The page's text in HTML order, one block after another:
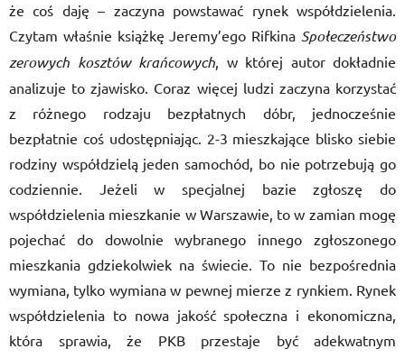
że coś daję – zaczyna powstawać rynek współdzielenia.
Czytam właśnie książkę Jeremy’ego Rifkina Społeczeństwo
zerowych kosztów krańcowych, w której autor dokładnie
analizuje to zjawisko. Coraz więcej ludzi zaczyna korzystać
z różnego rodzaju bezpłatnych dóbr, jednocześnie
bezpłatnie coś udostępniając. 2-3 mieszkające blisko siebie
rodziny współdzielą jeden samochód, bo nie potrzebują go
codziennie. Jeżeli w specjalnej bazie zgłoszę do
współdzielenia mieszkanie w Warszawie, to w zamian mogę
pojechać do dowolnie wybranego innego zgłoszonego
mieszkania gdziekolwiek na świecie. To nie bezpośrednia
wymiana, tylko wymiana w pewnej mierze z rynkiem. Rynek
współdzielenia to nowa jakość społeczna i ekonomiczna,
która sprawia, że PKB przestaje być adekwatnym